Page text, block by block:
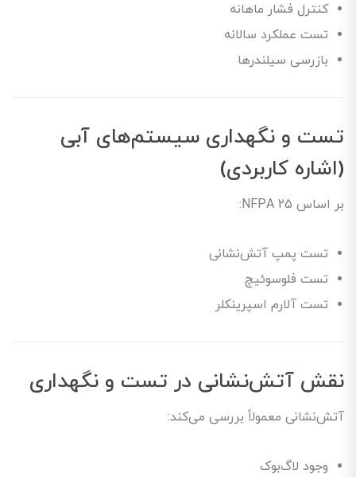
کنترل فشار ماهانه
تست عملکرد سالانه
بازرسی سیلندرها
تست و نگهداری سیستم‌های آبی
(اشاره کاربردی)
بر اساس NFPA 25:
تست پمپ آتش‌نشانی
تست فلوسوئیچ
تست آلارم اسپرینکلر
نقش آتش‌نشانی در تست و نگهداری
آتش‌نشانی معمولاً بررسی می‌کند:
وجود لاگ‌بوک